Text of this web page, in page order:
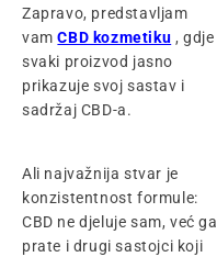
Zapravo, predstavljam
vamCBD kozmetiku , gdje
svaki proizvod jasno
prikazuje svoj sastav i
sadržaj CBD-a.
Ali najvažnija stvar je
konzistentnost formule:
CBD ne djeluje sam, već ga
prate i drugi sastojci koji